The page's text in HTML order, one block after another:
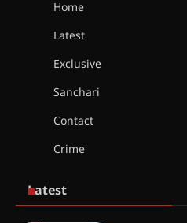
Home
Latest
Exclusive
Sanchari
Contact
Crime
Latest